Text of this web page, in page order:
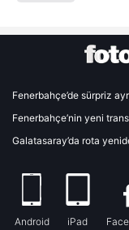
Fenerbahçe’de sürpriz
Fenerbahçe’nin yeni
Galatasaray’da rota
Android iPad